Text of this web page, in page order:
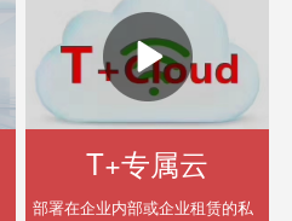
T+专属云
部署在企业内部或企业租赁的私